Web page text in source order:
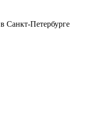
Санкт-Петербурге